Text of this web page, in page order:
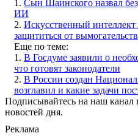
1. Сын Шаинского назвал
ИИ
2. Искусственный
защититься от
Еще по теме:
1. В Госдуме заявили о
что готовят законодатели
2. В России создан
возглавил и какие задачи
Подписывайтесь на наш канал
новостей дня.
Реклама